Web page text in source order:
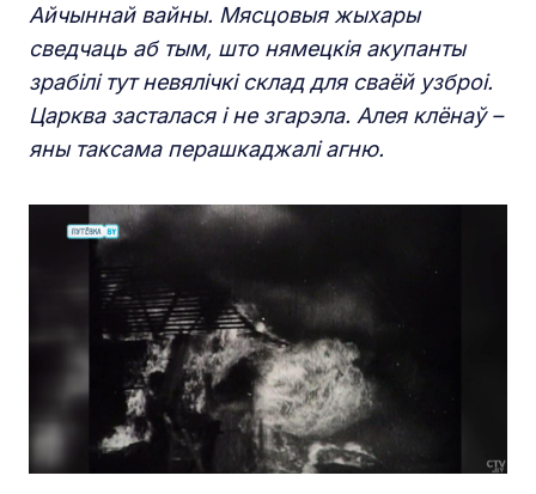
Айчыннай вайны. Мясцовыя жыхары
сведчаць аб тым, што нямецкія акупанты
зрабілі тут невялічкі склад для сваёй узброі.
Царква засталася і не згарэла. Алея клёнаў –
яны таксама перашкаджалі агню.